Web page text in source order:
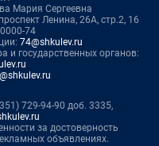
Мария Сергеевна
Ленина, 26А, стр.2, 16
74
74@shkulev.ru
и государственных органов:
729-94-90 доб. 3335,
за достоверность
объявлениях.